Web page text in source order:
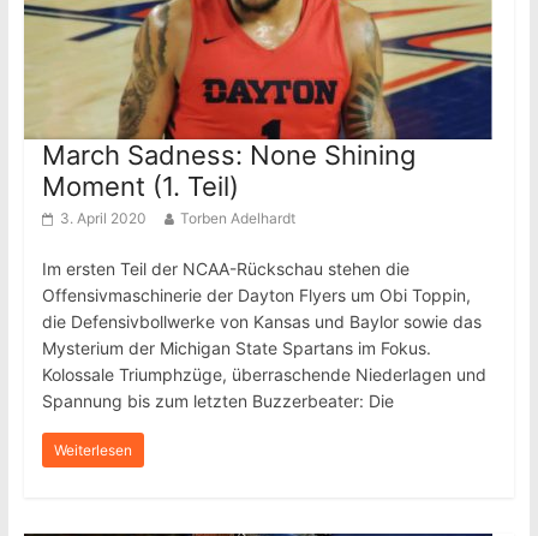
March Sadness: None Shining
Moment (1. Teil)
3. April 2020 Torben Adelhardt
Im ersten Teil der NCAA-Rückschau stehen die
Offensivmaschinerie der Dayton Flyers um Obi Toppin,
die Defensivbollwerke von Kansas und Baylor sowie das
Mysterium der Michigan State Spartans im Fokus.
Kolossale Triumphzüge, überraschende Niederlagen und
Spannung bis zum letzten Buzzerbeater: Die
Weiterlesen